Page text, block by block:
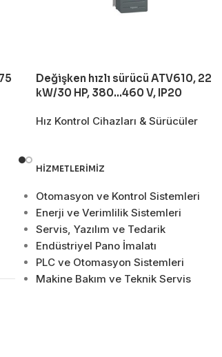
Değişken hızlı sürücü ATV610, 22
kW/30 HP, 380…460 V, IP20
Hız Kontrol Cihazları & Sürücüler
HIZMETLERIMIZ
Otomasyon ve Kontrol Sistemleri
Enerji ve Verimlilik Sistemleri
Servis, Yazılım ve Tedarik
Endüstriyel Pano İmalatı
PLC ve Otomasyon Sistemleri
Makine Bakım ve Teknik Servis